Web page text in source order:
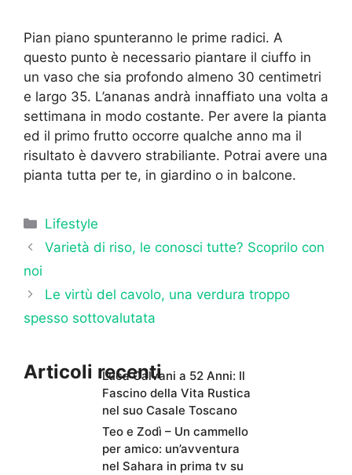
Pian piano spunteranno le prime radici. A
questo punto è necessario piantare il ciuffo in
un vaso che sia profondo almeno 30 centimetri
e largo 35. L’ananas andrà innaffiato una volta a
settimana in modo costante. Per avere la pianta
ed il primo frutto occorre qualche anno ma il
risultato è davvero strabiliante. Potrai avere una
pianta tutta per te, in giardino o in balcone.
Categorie
Lifestyle
Varietà di riso, le conosci tutte? Scoprilo con
noi
Le virtù del cavolo, una verdura troppo
spesso sottovalutata
Articoli recentiLuca Calvani a 52 Anni: Il
Fascino della Vita Rustica
nel suo Casale Toscano
Teo e Zodì – Un cammello
per amico: un’avventura
nel Sahara in prima tv su